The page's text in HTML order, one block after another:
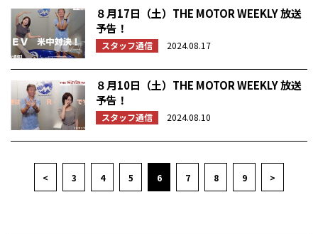
８月17日（土）THE MOTOR WEEKLY 放送
予告！
スタッフ通信 2024.08.17
８月10日（土）THE MOTOR WEEKLY 放送
予告！
スタッフ通信 2024.08.10
< 3 4 5 6 7 8 9 >